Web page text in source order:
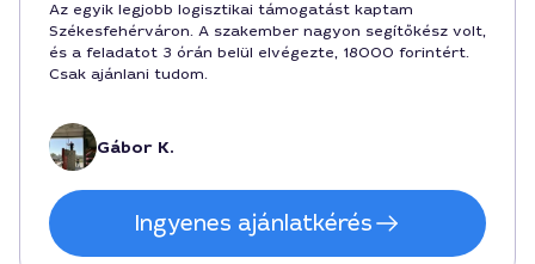
Az egyik legjobb logisztikai támogatást kaptam
Székesfehérváron. A szakember nagyon segítőkész volt,
és a feladatot 3 órán belül elvégezte, 18000 forintért.
Csak ajánlani tudom.
Gábor K.
Ingyenes ajánlatkérés